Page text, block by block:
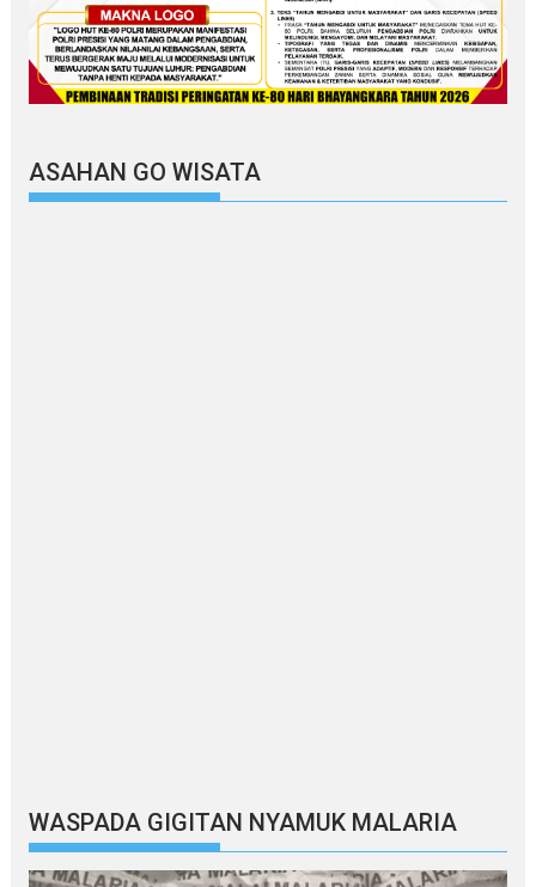
ASAHAN GO WISATA
WASPADA GIGITAN NYAMUK MALARIA